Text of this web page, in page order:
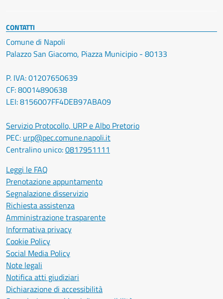
CONTATTI
Comune di Napoli
Palazzo San Giacomo, Piazza Municipio - 80133
P. IVA: 01207650639
CF: 80014890638
LEI: 8156007FF4DEB97ABA09
Servizio Protocollo, URP e Albo Pretorio
PEC: urp@pec.comune.napoli.it
Centralino unico:0817951111
Leggi le FAQ
Prenotazione appuntamento
Segnalazione disservizio
Richiesta assistenza
Amministrazione trasparente
Informativa privacy
Cookie Policy
Social Media Policy
Note legali
Notifica atti giudiziari
Dichiarazione di accessibilità